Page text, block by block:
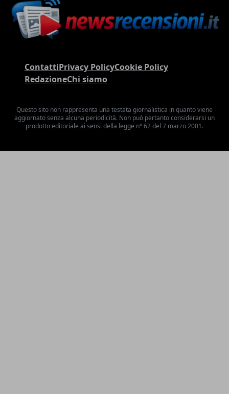
ContattiPrivacy PolicyCookie Policy
RedazioneChi siamo
Questo sito non rappresenta una testata giornalistica in quanto viene
aggiornato senza alcuna periodicità. Non può pertanto considerarsi un
prodotto editoriale ai sensi della legge n° 62 del 7 marzo 2001.